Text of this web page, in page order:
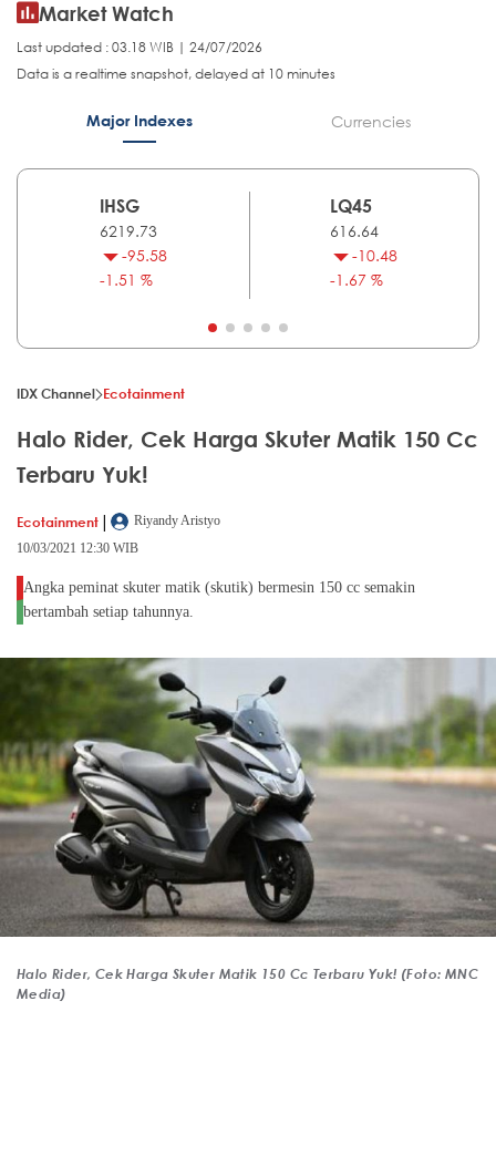
Market Watch
Last updated : 03.18 WIB | 24/07/2026
Data is a realtime snapshot, delayed at 10 minutes
Major Indexes Currencies
IHSG
6219.73
-95.58
-1.51 %
LQ45
616.64
-10.48
-1.67 %
IDX Channel Ecotainment
Halo Rider, Cek Harga Skuter Matik 150 Cc
Terbaru Yuk!
Ecotainment |
Riyandy Aristyo
10/03/2021 12:30 WIB
Angka peminat skuter matik (skutik) bermesin 150 cc semakin
bertambah setiap tahunnya.
Halo Rider, Cek Harga Skuter Matik 150 Cc Terbaru Yuk! (Foto: MNC
Media)